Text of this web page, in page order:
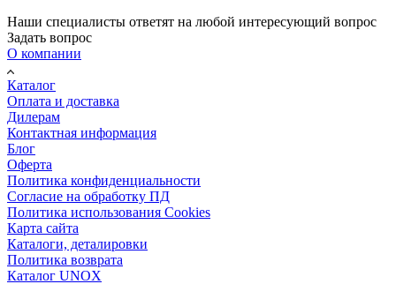
Наши специалисты ответят на любой интересующий вопрос
Задать вопрос
О компании
Каталог
Оплата и доставка
Дилерам
Контактная информация
Блог
Оферта
Политика конфиденциальности
Согласие на обработку ПД
Политика использования Cookies
Карта сайта
Каталоги, деталировки
Политика возврата
Каталог UNOX